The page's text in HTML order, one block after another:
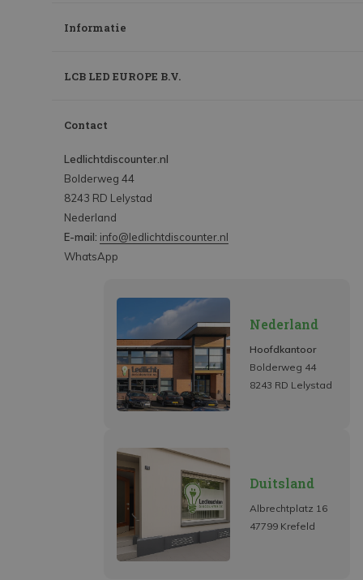
Informatie
LCB LED EUROPE B.V.
Contact
Ledlichtdiscounter.nl
Bolderweg 44
8243 RD Lelystad
Nederland
E-mail: info@ledlichtdiscounter.nl
WhatsApp
Nederland
Hoofdkantoor
Bolderweg 44
8243 RD Lelystad
Duitsland
Albrechtplatz 16
47799 Krefeld